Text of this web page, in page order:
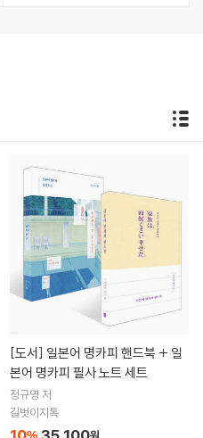
[도서]
본어 명카피 필사 노트 세트
정규영 저
길벗이지톡